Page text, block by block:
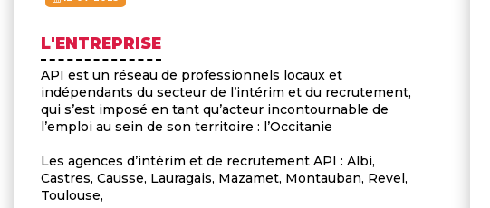
L'ENTREPRISE
API est un réseau de professionnels locaux et
indépendants du secteur de l’intérim et du recrutement,
qui s’est imposé en tant qu’acteur incontournable de
l’emploi au sein de son territoire : l’Occitanie
Les agences d’intérim et de recrutement API : Albi,
Castres, Causse, Lauragais, Mazamet, Montauban, Revel,
Toulouse,